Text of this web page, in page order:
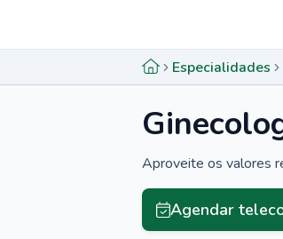
Especialidades
Aproveite os valores
Agendar